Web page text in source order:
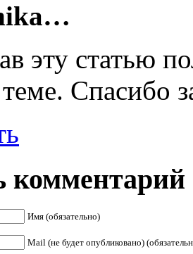
эту статью
Спасибо
комментарий
Имя (обязательно)
Mail (не будет опубликовано)